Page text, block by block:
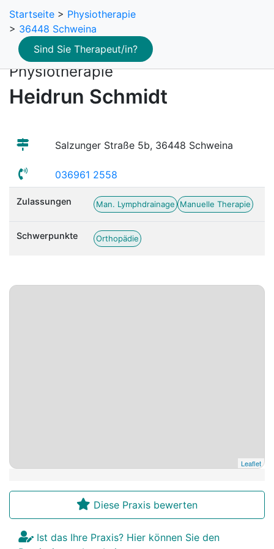
Startseite > Physiotherapie
> 36448 Schweina
Sind Sie Therapeut/in?
Physiotherapie
Heidrun Schmidt
Salzunger Straße 5b, 36448 Schweina
036961 2558
Zulassungen Man. Lymphdrainage Manuelle Therapie
Schwerpunkte Orthopädie
Leaflet
Diese Praxis bewerten
Ist das Ihre Praxis? Hier können Sie den